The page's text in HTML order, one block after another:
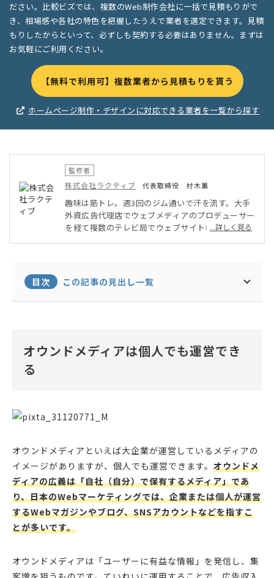
ださい。比較ビズでは、複数のWeb制作会社に一括で見積もりがで
き、相場感や各社の特色を把握したうえで業者を選定できます。見積
もりしたからといって、必ずしも契約する必要はありません。まずは
お気軽にご利用ください。
【無料で利用可】複数業者から見積もりを貰う
ホームページ制作・デザインに対応できる業者を一覧から探す
監修者
株式会社ラクティブ 代表取締役 村木薫
趣味は筋トレ。週3回のジム通いで汗を流す。大手
外資広告代理店でウェブメディアのプロデューサー
を経て複数のテレビ局でウェブサイト構築のPMを
を行い、メディア運用開始から1年で100万PVを超
えるサイトを複数立ち上げるなどの実績を持つ。現
在は中小企業を中心にWEBマーケティングを支援。
...詳しく見る
目次 この記事の見出し一覧
オウンドメディアは個人でも運営でき
る
オウンドメディアといえば大企業が運営しているメディアの
イメージがありますが、個人でも運営できます。 オウンドメ
ディアの広義は「自社（自分）で保有するメディア」であ
り、日本のWebマーケティングでは、企業または個人が運営
するWebマガジンやブログ、SNSアカウントなどを指すこ
とが多いです。
オウンドメディアは「ユーザーに有益な情報」を発信し、集